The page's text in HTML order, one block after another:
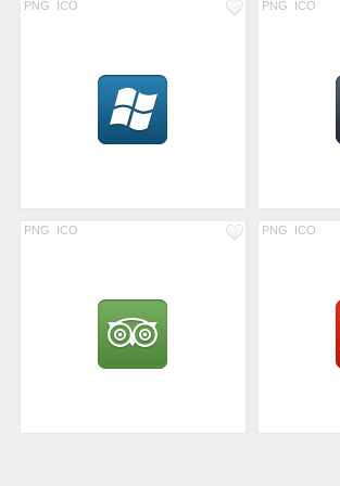
PNG ICO PNG ICO
PNG ICO PNG ICO